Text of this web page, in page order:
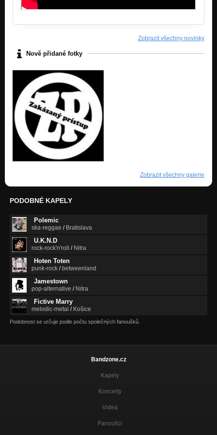
Zobrazit všechny novinky
Nově přidané fotky
Zobrazit všechny galerie
PODOBNÉ KAPELY
Polemic
ska-reggae / Bratislava
U.K.N.D
rock-rock'n'roll / Nitra
Hoten Toten
punk-rock / betweenland
Jamestown
pop-alternative / Nitra
Fictive Marry
melodic-metal / Košice
Podobnost se určuje podle počtu společných fanoušků.
Bandzone.cz
Kapely
Koncerty
Videa
Fanoušci